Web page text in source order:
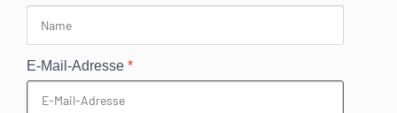
E-Mail-Adresse *